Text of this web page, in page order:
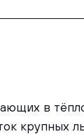
в
крупных